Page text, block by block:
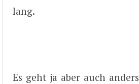
lang.
Es geht ja aber auch